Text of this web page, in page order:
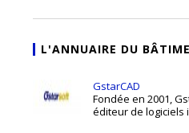
L'ANNUAIRE DU
GstarCAD
Fondée en 2001,
éditeur de logiciels